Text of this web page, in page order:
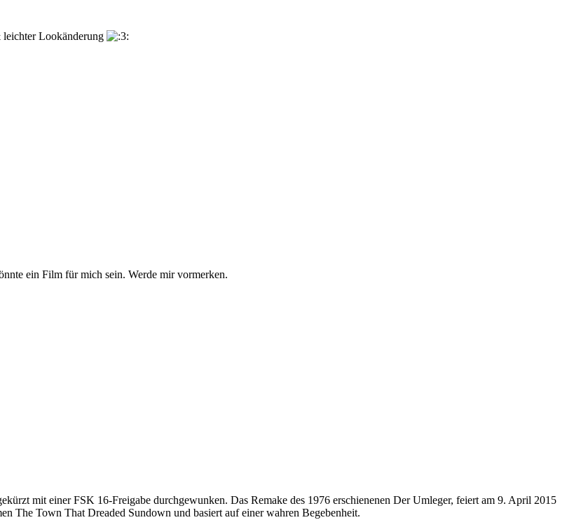
Lookänderung
ein Film für mich sein. Werde mir vormerken.
mit einer FSK 16-Freigabe durchgewunken. Das Remake des 1976 erschienenen Der Umleger, feiert am 9. April 2015
The Town That Dreaded Sundown und basiert auf einer wahren Begebenheit.